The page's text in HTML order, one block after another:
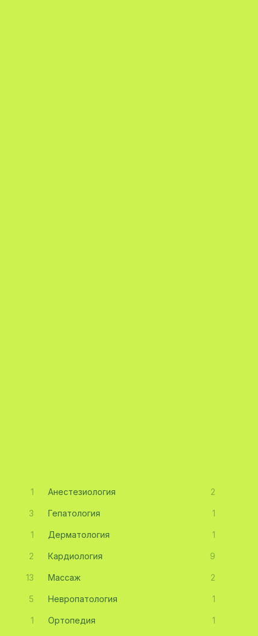
1 Анестезиология 2
3 Гепатология 1
1 Дерматология 1
2 Кардиология 9
13 Массаж 2
5 Невропатология 1
1 Ортопедия 1